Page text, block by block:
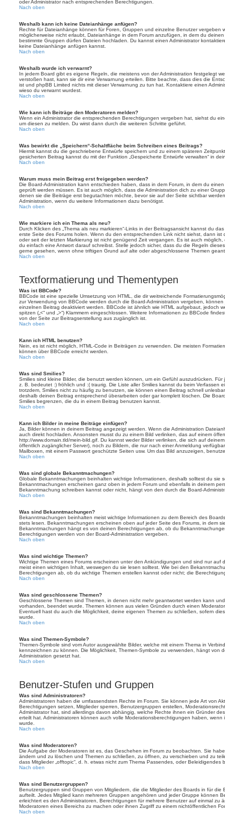
oder Administrator nach entsprechenden Berechtigungen.
Nach oben
Weshalb kann ich keine Dateianhänge anfügen?
Rechte für Dateianhänge können für Foren, Gruppen und einzelne Benutzer vergeben
möglicherweise nicht erlaubt, Dateianhänge in dem Forum anzufügen, in dem du
bestimmte Gruppen dürfen Dateien hochladen. Du kannst einen Administrator
keine Dateianhänge anfügen kannst.
Nach oben
Weshalb wurde ich verwarnt?
In jedem Board gibt es eigene Regeln, die meistens von der Administration festgelegt
verstoßen hast, kann sie dir eine Verwarnung erteilen. Bitte beachte, dass dies die
ist und phpBB Limited nichts mit dieser Verwarnung zu tun hat. Kontaktiere einen
wieso du verwarnt wurdest.
Nach oben
Wie kann ich Beiträge den Moderatoren melden?
Wenn ein Administrator die entsprechenden Berechtigungen vergeben hat, siehst du
um diesen zu melden. Du wirst dann durch die weiteren Schritte geführt.
Nach oben
Was bewirkt die „Speichern“-Schaltfläche beim Schreiben eines Beitrags?
Hiermit kannst du die geschriebene Entwürfe speichern und zu einem späteren
gesicherten Beitrag kannst du mit der Funktion „Gespeicherte Entwürfe verwalten“ in
Nach oben
Warum muss mein Beitrag erst freigegeben werden?
Die Board-Administration kann entschieden haben, dass in dem Forum, in dem du
geprüft werden müssen. Es ist auch möglich, dass die Administration dich zu einer
denen sie die Beiträge erst begutachten möchte, bevor sie auf der Seite sichtbar
Administration, wenn du weitere Informationen dazu benötigst.
Nach oben
Wie markiere ich ein Thema als neu?
Durch Klicken des „Thema als neu markieren“-Links in der Beitragsansicht kannst du
erste Seite des Forums holen. Wenn du den entsprechenden Link nicht siehst, dann ist
oder seit der letzten Markierung ist nicht genügend Zeit vergangen. Es ist auch
du einfach eine Antwort darauf schreibst. Stelle jedoch sicher, dass du die Regeln
gerne gesehen, wenn ohne triftigen Grund auf alte oder abgeschlossene Themen
Nach oben
Textformatierung und Thementypen
Was ist BBCode?
BBCode ist eine spezielle Umsetzung von HTML, die dir weitreichende
zur Verwendung von BBCode werden durch die Board-Administration vergeben,
einzelnen Beitrag deaktiviert werden. BBCode ist ähnlich wie HTML aufgebaut, jedoch
spitzen („<“ und „>“) Klammern eingeschlossen. Weitere Informationen zu BBCode
von der Seite zur Beitragserstellung aus zugänglich ist.
Nach oben
Kann ich HTML benutzen?
Nein, es ist nicht möglich, HTML-Code in Beiträgen zu verwenden. Die meisten
können über BBCode erreicht werden.
Nach oben
Was sind Smilies?
Smilies sind kleine Bilder, die benutzt werden können, um ein Gefühl auszudrücken.
z. B. bedeutet :) fröhlich und :( traurig. Die Liste aller Smilies kannst du beim Verfassen
trotzdem, Smilies nicht zu häufig zu benutzen, sie können einen Beitrag schnell
deshalb deinen Beitrag entsprechend überarbeiten oder gar komplett löschen. Die
Smilies begrenzen, die du in einem Beitrag benutzen kannst.
Nach oben
Kann ich Bilder in meine Beiträge einfügen?
Ja, Bilder können in deinem Beitrag angezeigt werden. Wenn die Administration
auch direkt hochladen. Ansonsten musst du zu einem Bild verlinken, das auf einem
http://www.domain.tld/mein-bild.gif. Du kannst weder Bilder verlinken, die sich auf
öffentlich zugänglicher Server), noch zu Bildern, die nur nach einer Anmeldung
Mailboxen, mit einem Passwort geschützte Seiten usw. Um das Bild anzuzeigen,
Nach oben
Was sind globale Bekanntmachungen?
Globale Bekanntmachungen beinhalten wichtige Informationen, deshalb solltest du sie
Bekanntmachungen erscheinen ganz oben in jedem Forum und ebenfalls in deinem
Bekanntmachung schreiben kannst oder nicht, hängt von den durch die Board-
Nach oben
Was sind Bekanntmachungen?
Bekanntmachungen beinhalten meist wichtige Informationen zu dem Bereich des
stets lesen. Bekanntmachungen erscheinen oben auf jeder Seite des Forums, in dem
Bekanntmachungen hängt es von deinen Berechtigungen ab, ob du
Berechtigungen werden von der Board-Administration vergeben.
Nach oben
Was sind wichtige Themen?
Wichtige Themen eines Forums erscheinen unter den Ankündigungen und sind nur auf
meist einen wichtigen Inhalt, weswegen du sie lesen solltest. Wie bei den
Berechtigungen ab, ob du wichtige Themen erstellen kannst oder nicht; die
Nach oben
Was sind geschlossene Themen?
Geschlossene Themen sind Themen, in denen nicht mehr geantwortet werden kann
vorhanden, beendet wurde. Themen können aus vielen Gründen durch einen
Eventuell hast du auch die Möglichkeit, deine eigenen Themen zu schließen, sofern
wurde.
Nach oben
Was sind Themen-Symbole?
Themen-Symbole sind vom Autor ausgewählte Bilder, welche mit einem Thema in
kennzeichnen zu können. Die Möglichkeit, Themen-Symbole zu verwenden, hängt von
Administration gesetzt hat.
Nach oben
Benutzer-Stufen und Gruppen
Was sind Administratoren?
Administratoren haben die umfassendsten Rechte im Forum. Sie können jede Art von
Berechtigungen setzen, Mitglieder sperren, Benutzergruppen erstellen,
Administrator hat, sind allerdings davon abhängig, welche Rechte ihnen ein Gründer
erteilt hat. Administratoren können auch volle Moderationsberechtigungen haben,
wurde.
Nach oben
Was sind Moderatoren?
Die Aufgabe der Moderatoren ist es, das Geschehen im Forum zu beobachten. Sie
ändern und zu löschen und Themen zu schließen, zu öffnen, zu verschieben und zu
dass Mitglieder „offtopic“, d. h. etwas nicht zum Thema Passendes, oder Beleidigendes
Nach oben
Was sind Benutzergruppen?
Benutzergruppen sind Gruppen von Mitgliedern, die die Mitglieder des Boards in für die
aufteilt. Jedes Mitglied kann mehreren Gruppen angehören und jeder Gruppe können
erleichtert es den Administratoren, Berechtigungen für mehrere Benutzer auf einmal zu
Moderatoren eines Bereichs zu machen oder ihnen Zugriff zu einem nichtöffentlichen
Nach oben